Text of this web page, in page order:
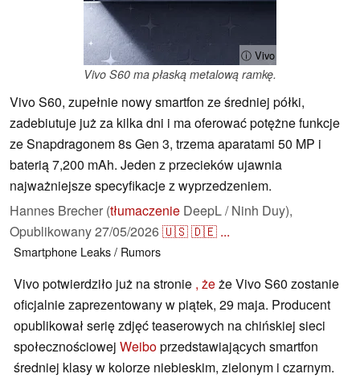
ⓘ Vivo
Vivo S60 ma płaską metalową ramkę.
Vivo S60, zupełnie nowy smartfon ze średniej półki,
zadebiutuje już za kilka dni i ma oferować potężne funkcje
ze Snapdragonem 8s Gen 3, trzema aparatami 50 MP i
baterią 7,200 mAh. Jeden z przecieków ujawnia
najważniejsze specyfikacje z wyprzedzeniem.
Hannes Brecher (tłumaczenie DeepL / Ninh Duy),
Opublikowany27/05/2026🇺🇸🇩🇪 ...
Smartphone Leaks / Rumors
Vivo potwierdziło już na stronie , żeże Vivo S60 zostanie
oficjalnie zaprezentowany w piątek, 29 maja. Producent
opublikował serię zdjęć teaserowych na chińskiej sieci
społecznościowej Weiboprzedstawiających smartfon
średniej klasy w kolorze niebieskim, zielonym i czarnym.